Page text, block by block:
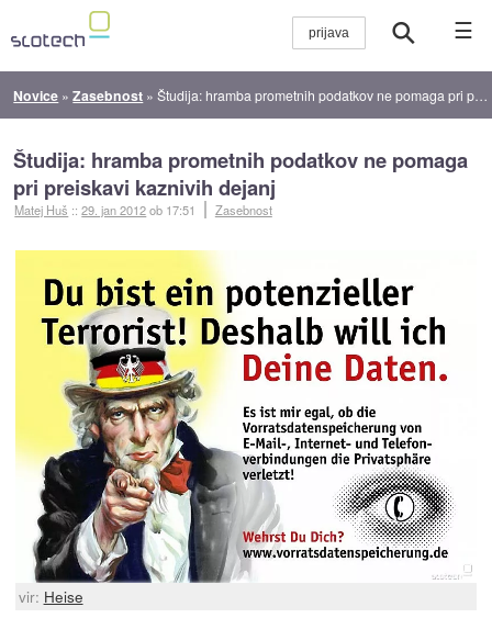
☰
Novice »Zasebnost »Študija: hramba prometnih podatkov ne pomaga pri preiskavi kaznivih dejanj
Študija: hramba prometnih podatkov ne pomaga
pri preiskavi kaznivih dejanj
Matej Huš ::29. jan 2012ob 17:51 Zasebnost
vir: Heise